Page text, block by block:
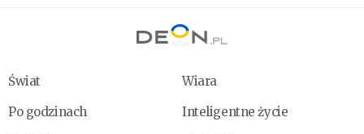
Świat
Wiara
Po godzinach
Inteligentne życie